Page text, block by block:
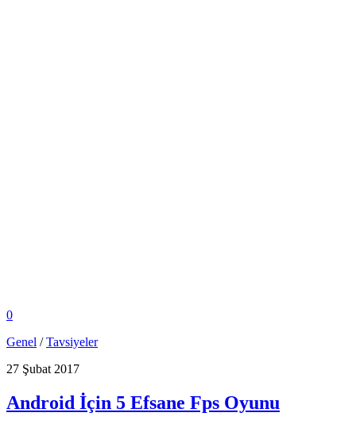
0
Genel /Tavsiyeler
27 Şubat 2017
Android İçin 5 Efsane Fps Oyunu